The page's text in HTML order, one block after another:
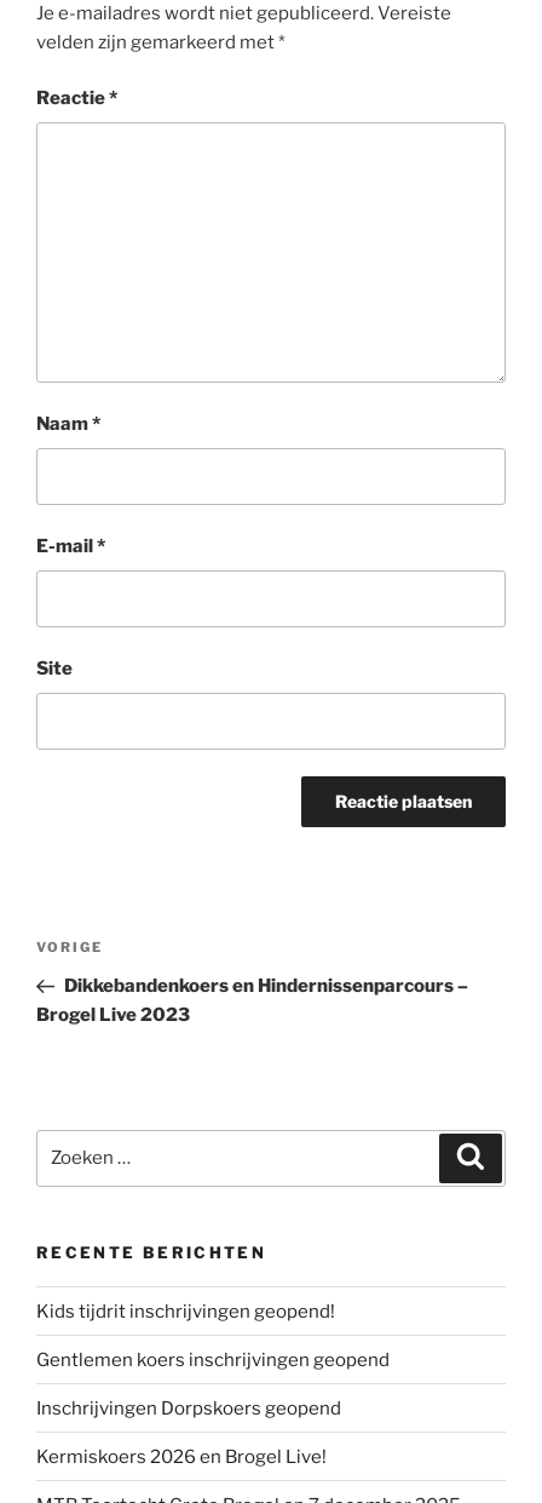
Je e-mailadres wordt niet gepubliceerd.Vereiste
velden zijn gemarkeerd met*
Reactie*
Naam*
E-mail*
Site
Bericht
Vorig
bericht
VORIGE
Dikkebandenkoers en Hindernissenparcours –
Brogel Live 2023
naar:
RECENTE BERICHTEN
Kids tijdrit inschrijvingen geopend!
Gentlemen koers inschrijvingen geopend
Inschrijvingen Dorpskoers geopend
Kermiskoers 2026 en Brogel Live!